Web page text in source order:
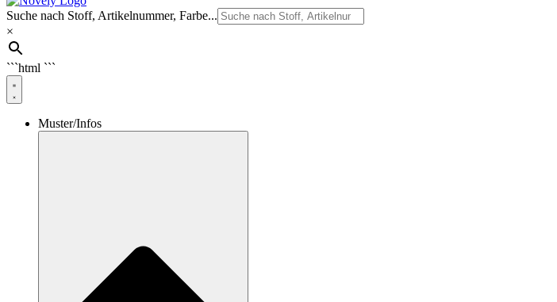
Suche nach Stoff, Artikelnummer, Farbe...
×
```html ```
Muster/Infos